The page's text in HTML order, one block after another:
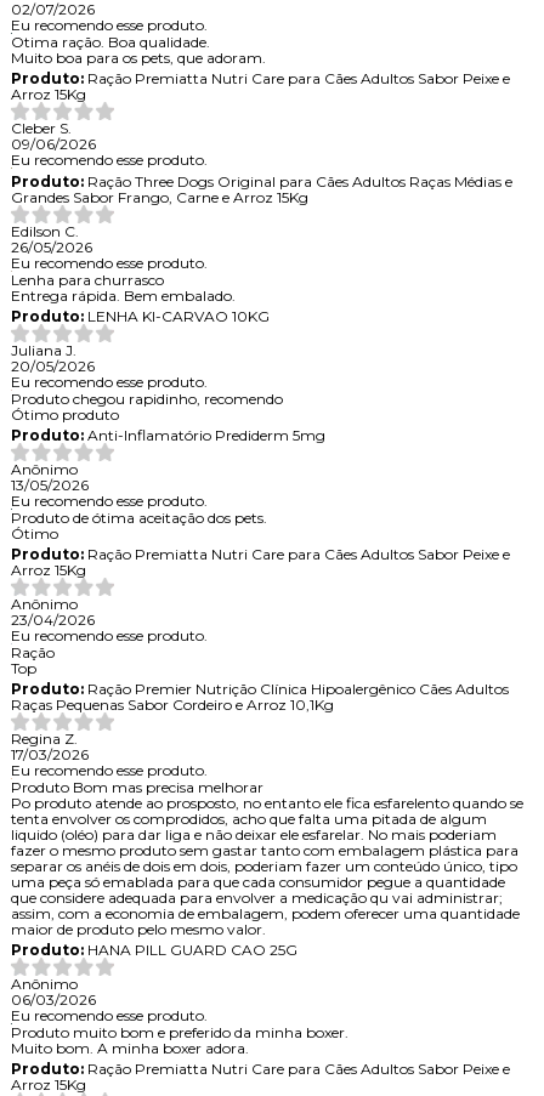
02/07/2026
Eu recomendo esse produto.
Otima ração. Boa qualidade.
Muito boa para os pets, que adoram.
Produto:Ração Premiatta Nutri Care para Cães Adultos Sabor Peixe e
Arroz 15Kg
Cleber S.
09/06/2026
Eu recomendo esse produto.
Produto:Ração Three Dogs Original para Cães Adultos Raças Médias e
Grandes Sabor Frango, Carne e Arroz 15Kg
Edilson C.
26/05/2026
Eu recomendo esse produto.
Lenha para churrasco
Entrega rápida. Bem embalado.
Produto:LENHA KI-CARVAO 10KG
Juliana J.
20/05/2026
Eu recomendo esse produto.
Produto chegou rapidinho, recomendo
Ótimo produto
Produto:Anti-Inflamatório Prediderm 5mg
Anônimo
13/05/2026
Eu recomendo esse produto.
Produto de ótima aceitação dos pets.
Ótimo
Produto:Ração Premiatta Nutri Care para Cães Adultos Sabor Peixe e
Arroz 15Kg
Anônimo
23/04/2026
Eu recomendo esse produto.
Ração
Top
Produto:Ração Premier Nutrição Clínica Hipoalergênico Cães Adultos
Raças Pequenas Sabor Cordeiro e Arroz 10,1Kg
Regina Z.
17/03/2026
Eu recomendo esse produto.
Produto Bom mas precisa melhorar
Po produto atende ao prosposto, no entanto ele fica esfarelento quando se
tenta envolver os comprodidos, acho que falta uma pitada de algum
liquido (oléo) para dar liga e não deixar ele esfarelar. No mais poderiam
fazer o mesmo produto sem gastar tanto com embalagem plástica para
separar os anéis de dois em dois, poderiam fazer um conteúdo único, tipo
uma peça só emablada para que cada consumidor pegue a quantidade
que considere adequada para envolver a medicação qu vai administrar;
assim, com a economia de embalagem, podem oferecer uma quantidade
maior de produto pelo mesmo valor.
Produto:HANA PILL GUARD CAO 25G
Anônimo
06/03/2026
Eu recomendo esse produto.
Produto muito bom e preferido da minha boxer.
Muito bom. A minha boxer adora.
Produto:Ração Premiatta Nutri Care para Cães Adultos Sabor Peixe e
Arroz 15Kg